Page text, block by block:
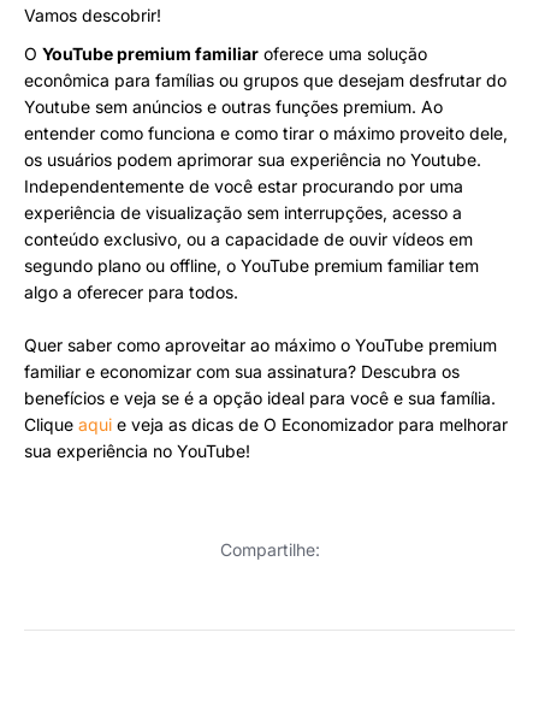
Vamos descobrir!
O YouTube premium familiar oferece uma solução
econômica para famílias ou grupos que desejam desfrutar do
Youtube sem anúncios e outras funções premium. Ao
entender como funciona e como tirar o máximo proveito dele,
os usuários podem aprimorar sua experiência no Youtube.
Independentemente de você estar procurando por uma
experiência de visualização sem interrupções, acesso a
conteúdo exclusivo, ou a capacidade de ouvir vídeos em
segundo plano ou offline, o YouTube premium familiar tem
algo a oferecer para todos.
Quer saber como aproveitar ao máximo o YouTube premium
familiar e economizar com sua assinatura? Descubra os
benefícios e veja se é a opção ideal para você e sua família.
Clique aqui e veja as dicas de O Economizador para melhorar
sua experiência no YouTube!
Compartilhe: